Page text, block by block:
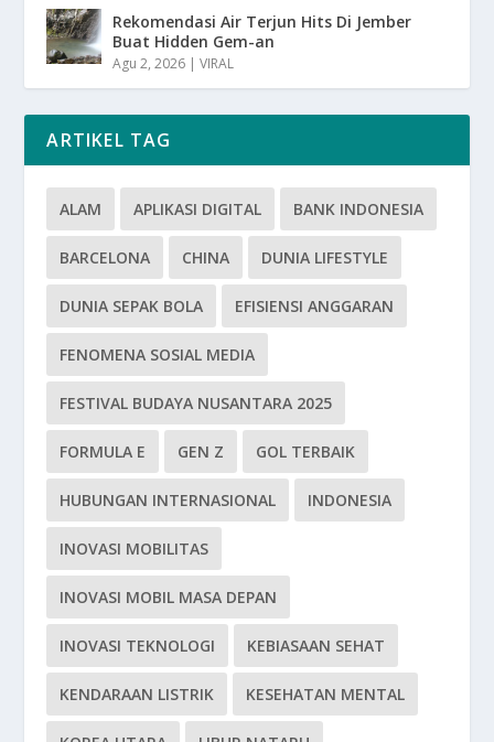
Rekomendasi Air Terjun Hits Di Jember
Buat Hidden Gem-an
Agu 2, 2026 |VIRAL
ARTIKEL TAG
ALAM APLIKASI DIGITAL BANK INDONESIA
BARCELONA CHINA DUNIA LIFESTYLE
DUNIA SEPAK BOLA EFISIENSI ANGGARAN
FENOMENA SOSIAL MEDIA
FESTIVAL BUDAYA NUSANTARA 2025
FORMULA E GEN Z GOL TERBAIK
HUBUNGAN INTERNASIONAL INDONESIA
INOVASI MOBILITAS
INOVASI MOBIL MASA DEPAN
INOVASI TEKNOLOGI KEBIASAAN SEHAT
KENDARAAN LISTRIK KESEHATAN MENTAL